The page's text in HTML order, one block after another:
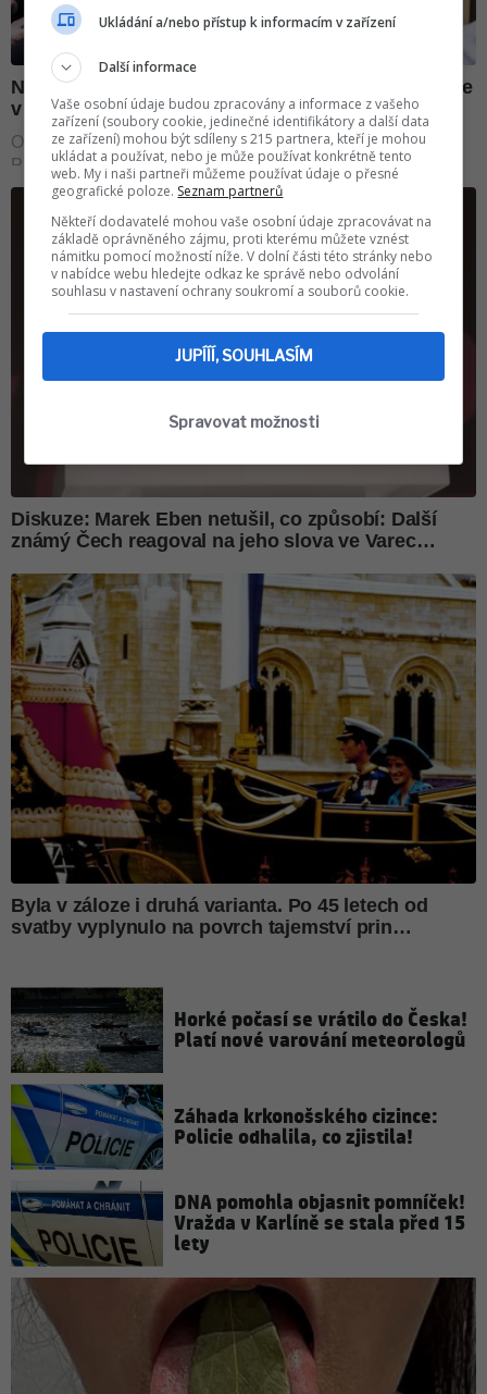
Horké počasí se vrátilo do Česka!
Platí nové varování meteorologů
Záhada krkonošského cizince:
Policie odhalila, co zjistila!
DNA pomohla objasnit pomníček!
Vražda v Karlíně se stala před 15
lety
Ukládání a/nebo přístup k informacím v zařízení
Další informace
Vaše osobní údaje budou zpracovány a informace z vašeho
zařízení (soubory cookie, jedinečné identifikátory a další data
ze zařízení) mohou být sdíleny s 215 partnera, kteří je mohou
ukládat a používat, nebo je může používat konkrétně tento
web. My i naši partneři můžeme používat údaje o přesné
geografické poloze. Seznam partnerů
Někteří dodavatelé mohou vaše osobní údaje zpracovávat na
základě oprávněného zájmu, proti kterému můžete vznést
námitku pomocí možností níže. V dolní části této stránky nebo
v nabídce webu hledejte odkaz ke správě nebo odvolání
souhlasu v nastavení ochrany soukromí a souborů cookie.
JUPÍÍÍ, SOUHLASÍM
Spravovat možnosti